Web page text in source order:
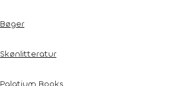
Bøger
Skønlitteratur